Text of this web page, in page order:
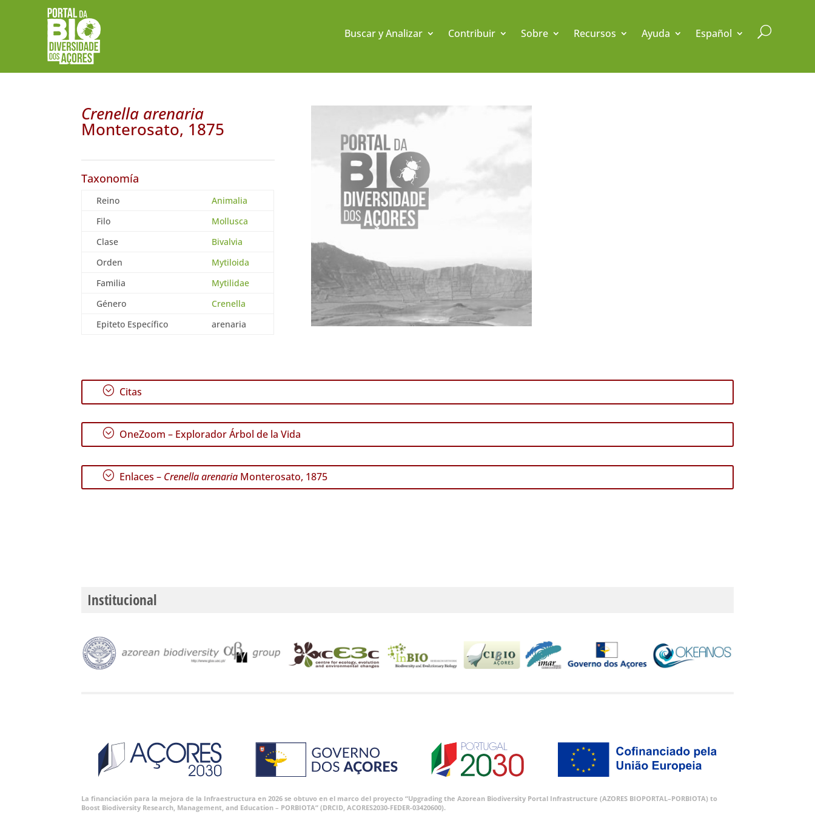
Buscar y Analizar Contribuir Sobre Recursos Ayuda Español U
Crenella arenaria
Monterosato, 1875
Taxonomía
Reino
Animalia
Filo
Mollusca
Clase
Bivalvia
Orden
Mytiloida
Familia
Mytilidae
Género
Crenella
Epiteto Específico
arenaria
; Citas
; OneZoom – Explorador Árbol de la Vida
; Enlaces – Crenella arenaria Monterosato, 1875
Institucional
La financiación para la mejora de la Infraestructura en 2026 se obtuvo en el marco del proyecto “Upgrading the Azorean Biodiversity Portal Infrastructure (AZORES BIOPORTAL–PORBIOTA) to
Boost Biodiversity Research, Management, and Education – PORBIOTA” (DRCID, ACORES2030-FEDER-03420600).